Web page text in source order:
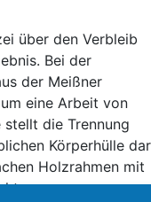
über den Verbleib
Bei der
der Meißner
eine Arbeit von
die Trennung
Körperhülle dar
Holzrahmen mit